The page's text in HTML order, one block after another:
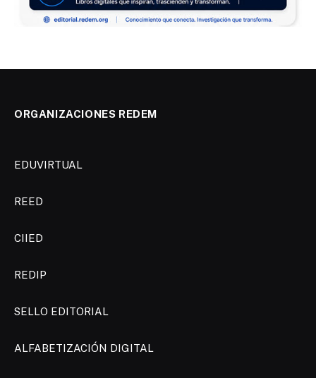
ORGANIZACIONES REDEM
EDUVIRTUAL
REED
CIIED
REDIP
SELLO EDITORIAL
ALFABETIZACIÓN DIGITAL